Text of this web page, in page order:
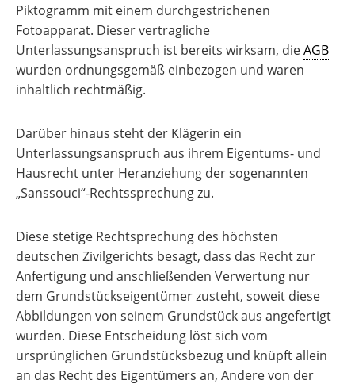
Piktogramm mit einem durchgestrichenen
Fotoapparat. Dieser vertragliche
Unterlassungsanspruch ist bereits wirksam, dieAGB
wurden ordnungsgemäß einbezogen und waren
inhaltlich rechtmäßig.
Darüber hinaus steht der Klägerin ein
Unterlassungsanspruch aus ihrem Eigentums- und
Hausrecht unter Heranziehung der sogenannten
„Sanssouci“-Rechtssprechung zu.
Diese stetige Rechtsprechung des höchsten
deutschen Zivilgerichts besagt, dass das Recht zur
Anfertigung und anschließenden Verwertung nur
dem Grundstückseigentümer zusteht, soweit diese
Abbildungen von seinem Grundstück aus angefertigt
wurden. Diese Entscheidung löst sich vom
ursprünglichen Grundstücksbezug und knüpft allein
an das Recht des Eigentümers an, Andere von der